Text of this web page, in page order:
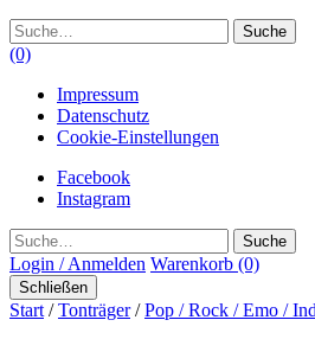
Suche
(0)
Impressum
Datenschutz
Cookie-Einstellungen
Facebook
Instagram
Suche
Login / Anmelden Warenkorb (0)
Schließen
Start /Tonträger/Pop / Rock / Emo /